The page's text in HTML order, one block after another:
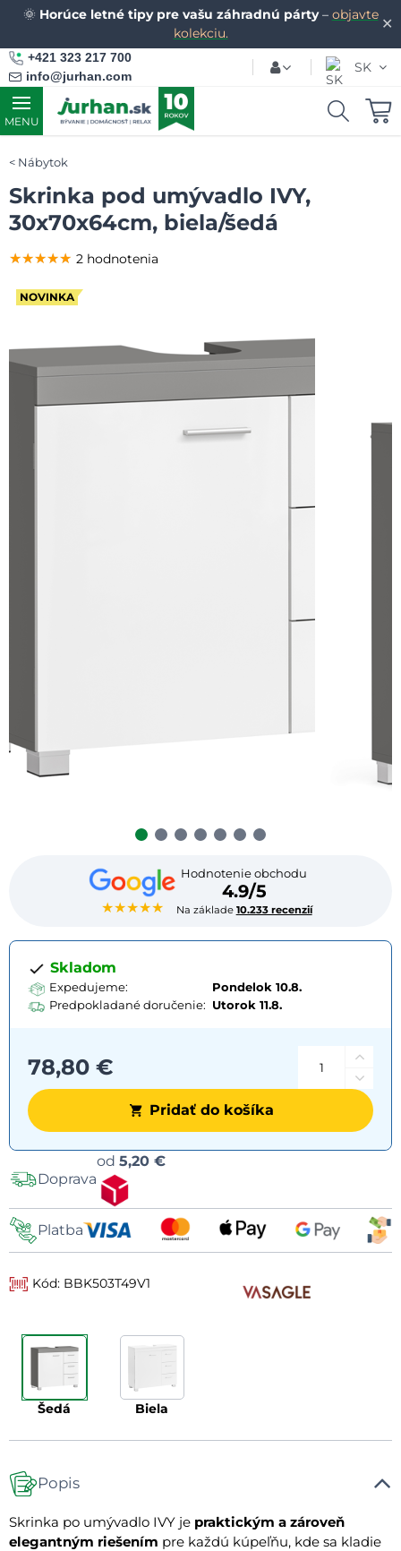
✕
🌞 Horúce letné tipy pre vašu záhradnú párty– objavte
kolekciu.
+421 323 217 700
info@jurhan.com
SK
MENU
Nábytok
Skrinka pod umývadlo IVY,
30x70x64cm, biela/šedá
NOVINKA
★★★★★
Hodnotenie obchodu
4.9/5
Na základe 10.233 recenzií
★★★★★
★★★★★
★★★★★ 2 hodnotenia
Skladom
Expedujeme:
Pondelok 10.8.
Predpokladané doručenie: Utorok 11.8.
78,80 €
Pridať do košíka
Doprava
od 5,20 €
Platba
Kód: BBK503T49V1
šedá biela
Popis
Skrinka po umývadlo IVY je praktickým a zároveň
elegantným riešením pre každú kúpeľňu, kde sa kladie